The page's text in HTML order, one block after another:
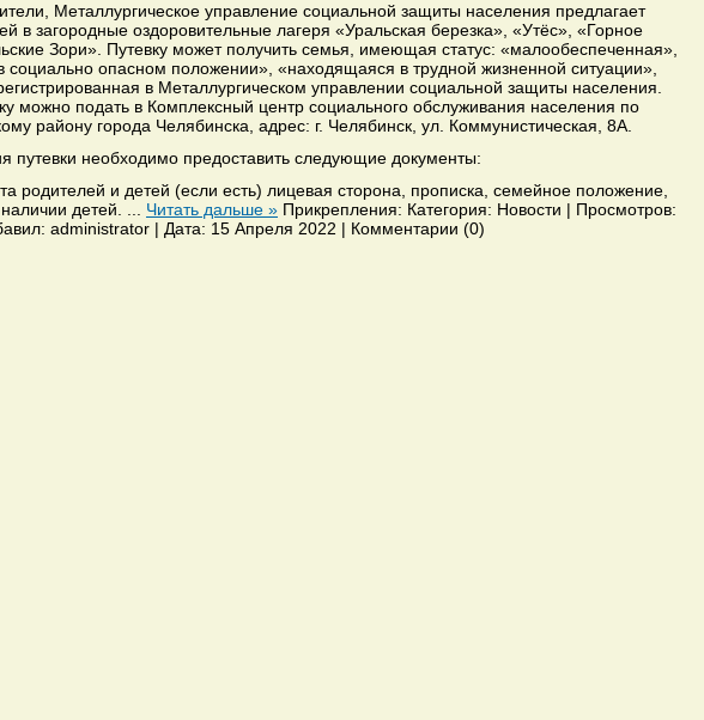
Металлургическое управление социальной защиты населения предлагает
в загородные оздоровительные лагеря «Уральская березка», «Утёс», «Горное
Зори». Путевку может получить семья, имеющая статус: «малообеспеченная»,
социально опасном положении», «находящаяся в трудной жизненной ситуации»,
в Металлургическом управлении социальной защиты населения.
можно подать в Комплексный центр социального обслуживания населения по
району города Челябинска, адрес: г. Челябинск, ул. Коммунистическая, 8А.
путевки необходимо предоставить следующие документы:
родителей и детей (если есть) лицевая сторона, прописка, семейное положение,
детей.
Читать дальше » Прикрепления: Категория: Новости | Просмотров:
administrator | Дата: 15 Апреля 2022 | Комментарии (0)